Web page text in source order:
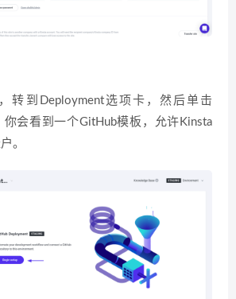
转到Deployment选项卡，然后单击
你会看到一个GitHub模板，允许Kinsta
。